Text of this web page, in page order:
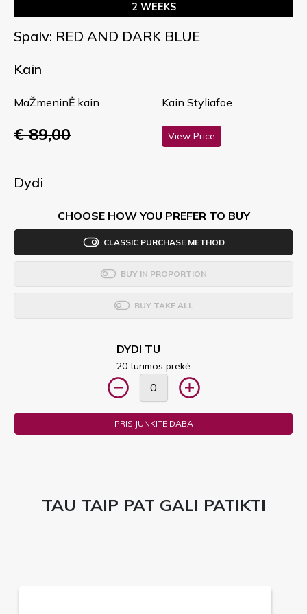
2 WEEKS
Spalv: RED AND DARK BLUE
Kain
MaŽmeninĖ kain
€ 89,00
Kain Styliafoe
View Price
Dydi
CHOOSE HOW YOU PREFER TO BUY
CLASSIC PURCHASE METHOD
BUY IN PROPORTION
BUY TAKE ALL
DYDI TU
20 turimos prekė
PRISIJUNKITE DABA
TAU TAIP PAT GALI PATIKTI